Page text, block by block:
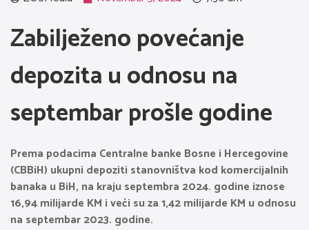
Zabilježeno povećanje
depozita u odnosu na
septembar prošle godine
Prema podacima Centralne banke Bosne i Hercegovine
(CBBiH) ukupni depoziti stanovništva kod komercijalnih
banaka u BiH, na kraju septembra 2024. godine iznose
16,94 milijarde KM i veći su za 1,42 milijarde KM u odnosu
na septembar 2023. godine.